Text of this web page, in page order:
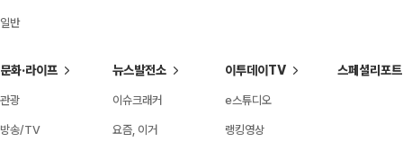
일반
문화·라이프
관광
방송/TV
뉴스발전소
이슈크래커
요즘, 이거
이투데이TV
e스튜디오
랭킹영상
스페셜리포트